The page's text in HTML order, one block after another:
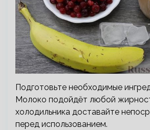
Подготовьте необходимые
Молоко подойдёт любой
холодильника доставайте
перед использованием.